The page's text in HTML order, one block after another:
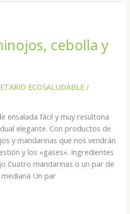
cebolla y
ECOSALUDABLE /
ensalada fácil y muy resultona
elegante. Con productos de
y mandarinas que nos vendrán
y los «gases». Ingredientes
Cuatro mandarinas o un par de
Un par